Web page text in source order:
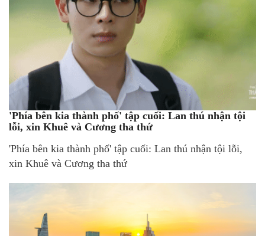
'Phía bên kia thành phố' tập cuối: Lan thú nhận tội
lỗi, xin Khuê và Cương tha thứ
'Phía bên kia thành phố' tập cuối: Lan thú nhận tội lỗi,
xin Khuê và Cương tha thứ